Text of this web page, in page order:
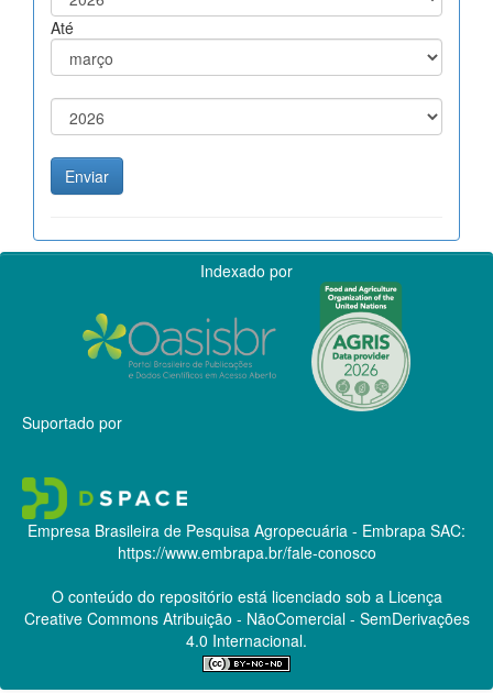
Até
Indexado por
Suportado por
Empresa Brasileira de Pesquisa Agropecuária - Embrapa SAC:
https://www.embrapa.br/fale-conosco
O conteúdo do repositório está licenciado sob a Licença
Creative CommonsAtribuição - NãoComercial - SemDerivações
4.0 Internacional.